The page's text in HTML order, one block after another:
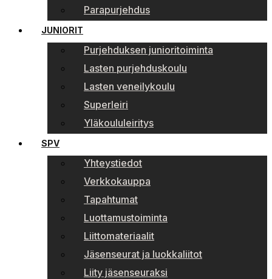
Parapurjehdus
JUNIORIT
Purjehduksen junioritoiminta
Lasten purjehduskoulu
Lasten veneilykoulu
Superleiri
Yläkoululeiritys
SPV
Yhteystiedot
Verkkokauppa
Tapahtumat
Luottamustoiminta
Liittomateriaalit
Jäsenseurat ja luokkaliitot
Liity jäsenseuraksi